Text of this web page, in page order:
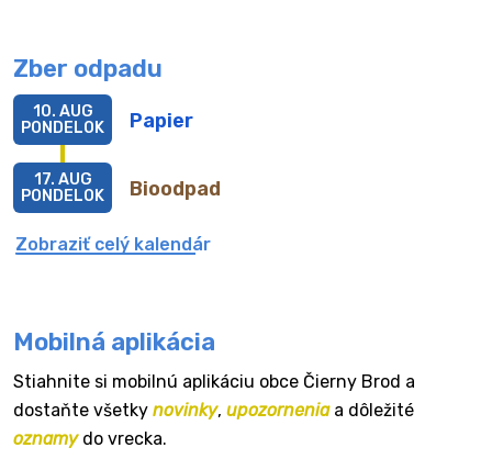
Zber odpadu
Papier
10. AUG
PONDELOK
Bioodpad
17. AUG
PONDELOK
Zobraziť celý kalendár
Mobilná aplikácia
Stiahnite si mobilnú aplikáciu obce Čierny Brod a
dostaňte všetky novinky, upozorneniaa dôležité
oznamydo vrecka.